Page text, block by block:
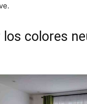
los colores